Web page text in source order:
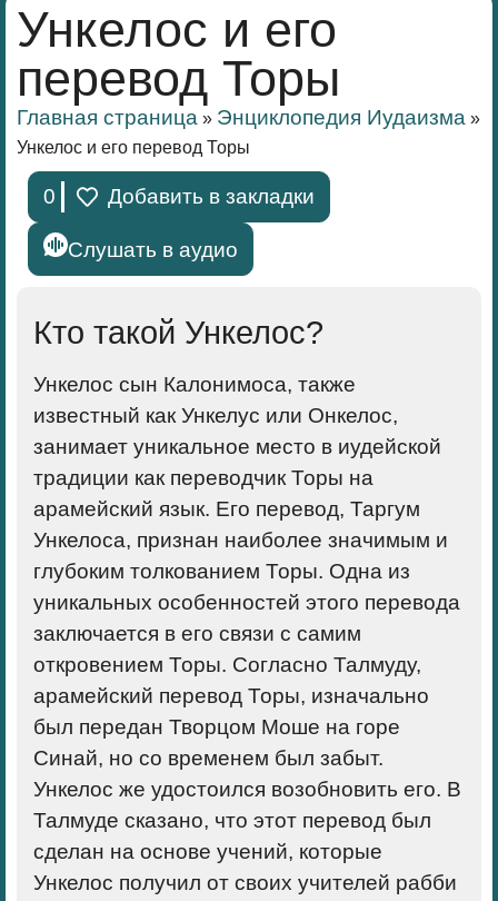
Ункелос и его
перевод Торы
Главная страница » Энциклопедия Иудаизма »
Ункелос и его перевод Торы
0 Добавить в закладки
Слушать в аудио
Кто такой Ункелос?
Ункелос сын Калонимоса, также
известный как Ункелус или Онкелос,
занимает уникальное место в иудейской
традиции как переводчик Торы на
арамейский язык. Его перевод, Таргум
Ункелоса, признан наиболее значимым и
глубоким толкованием Торы. Одна из
уникальных особенностей этого перевода
заключается в его связи с самим
откровением Торы. Согласно Талмуду,
арамейский перевод Торы, изначально
был передан Творцом Моше на горе
Синай, но со временем был забыт.
Ункелос же удостоился возобновить его. В
Талмуде сказано, что этот перевод был
сделан на основе учений, которые
Ункелос получил от своих учителей рабби